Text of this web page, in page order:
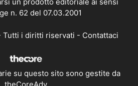
un prodotto editoriale ai sensi
n. 62 del 07.03.2001
i diritti riservati - Contattaci
su questo sito sono gestite da
theCoreAdv